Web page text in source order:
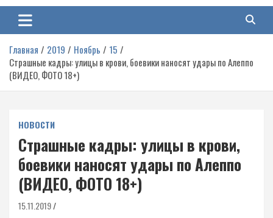
Главная 2019 Ноябрь
15
Страшные кадры: улицы в крови, боевики наносят удары по Алеппо
(ВИДЕО, ФОТО 18+)
НОВОСТИ
Страшные кадры: улицы в крови,
боевики наносят удары по Алеппо
(ВИДЕО, ФОТО 18+)
15.11.2019